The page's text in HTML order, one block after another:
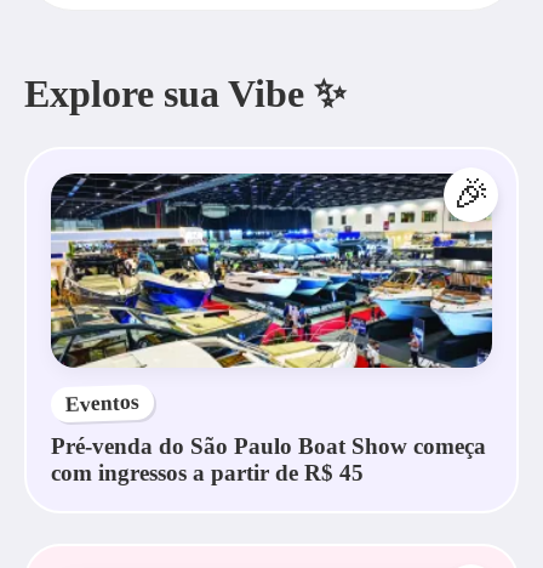
Explore sua Vibe ✨
🎉
Eventos
Pré-venda do São Paulo Boat Show começa
com ingressos a partir de R$ 45